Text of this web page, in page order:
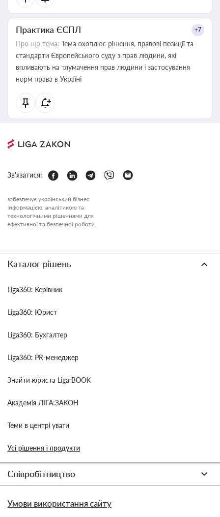
Практика ЄСПЛ +7
Про що тема: Тема охоплює рішення, правові позиції та
стандарти Європейського суду з прав людини, які
впливають на тлумачення прав людини і застосування
норм права в Україні
Зв'язатися:
забезпечує український бізнес
інформацією, аналітикою та
технологічними рішеннями для
ефективної та безпечної роботи.
Каталог рішень
Liga360: Керівник
Liga360: Юрист
Liga360: Бухгалтер
Liga360: PR-менеджер
Знайти юриста Liga:BOOK
Академія ЛІГА:ЗАКОН
Теми в центрі уваги
Усі рішення і продукти
Співробітництво
Умови використання сайту